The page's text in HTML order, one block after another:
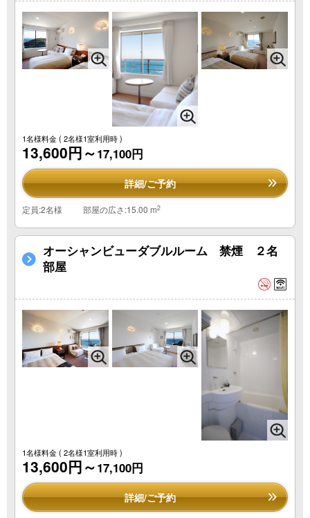
1名様料金( 2名様1室利用時 )
13,600円～17,100円
詳細/ご予約
定員:2名様 部屋の広さ:15.00 m2
オーシャンビューダブルルーム 禁煙 ２名
部屋
1名様料金( 2名様1室利用時 )
13,600円～17,100円
詳細/ご予約